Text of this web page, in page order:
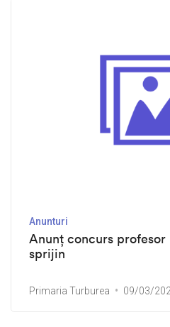
Anunturi
Anunț concurs
sprijin
Primaria Turburea 09/03/